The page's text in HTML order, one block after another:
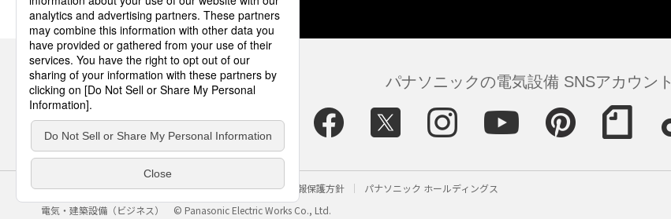
パナソニックの電気設備 SNSアカウント
サイトのご利用にあたって クッキーポリシー 個人情報保護方針 パナソニック ホールディングス
電気・建築設備（ビジネス）
© Panasonic Electric Works Co., Ltd.